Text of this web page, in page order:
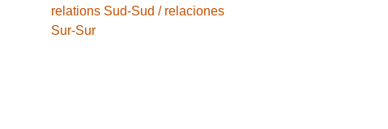
relations Sud-Sud / relaciones
Sur-Sur